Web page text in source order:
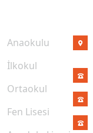
Anaokulu
İlkokul
Ortaokul
Fen Lisesi